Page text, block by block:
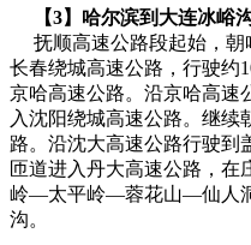
【3】 哈尔滨到大连冰峪
抚顺高速公路段起始，朝
长春绕城高速公路，行驶约
京哈高速公路。沿京哈高速
入沈阳绕城高速公路。继续
路。沿沈大高速公路行驶到
匝道进入丹大高速公路，在
岭—太平岭—蓉花山—仙人
沟。